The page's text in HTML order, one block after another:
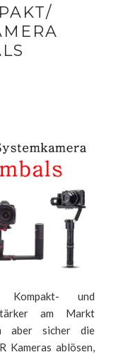
und
am Markt
aber sicher die
Kameras ablösen,